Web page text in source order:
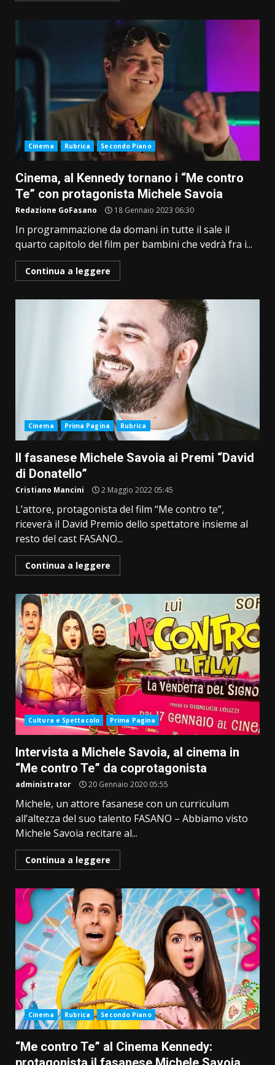
Cinema Rubrica Secondo Piano
Cinema, al Kennedy tornano i “Me contro
Te” con protagonista Michele Savoia
Redazione GoFasano 18 Gennaio 2023 06:30
In programmazione da domani in tutte il sale il
quarto capitolo del film per bambini che vedrà fra i...
Continua a leggere
Cinema Prima Pagina Rubrica
Il fasanese Michele Savoia ai Premi “David
di Donatello”
Cristiano Mancini 2 Maggio 2022 05:45
L’attore, protagonista del film “Me contro te”,
riceverà il David Premio dello spettatore insieme al
resto del cast FASANO...
Continua a leggere
Cultura e Spettacolo Prima Pagina
Intervista a Michele Savoia, al cinema in
“Me contro Te” da coprotagonista
administrator 20 Gennaio 2020 05:55
Michele, un attore fasanese con un curriculum
all’altezza del suo talento FASANO – Abbiamo visto
Michele Savoia recitare al...
Continua a leggere
Cinema Rubrica Secondo Piano
“Me contro Te” al Cinema Kennedy: